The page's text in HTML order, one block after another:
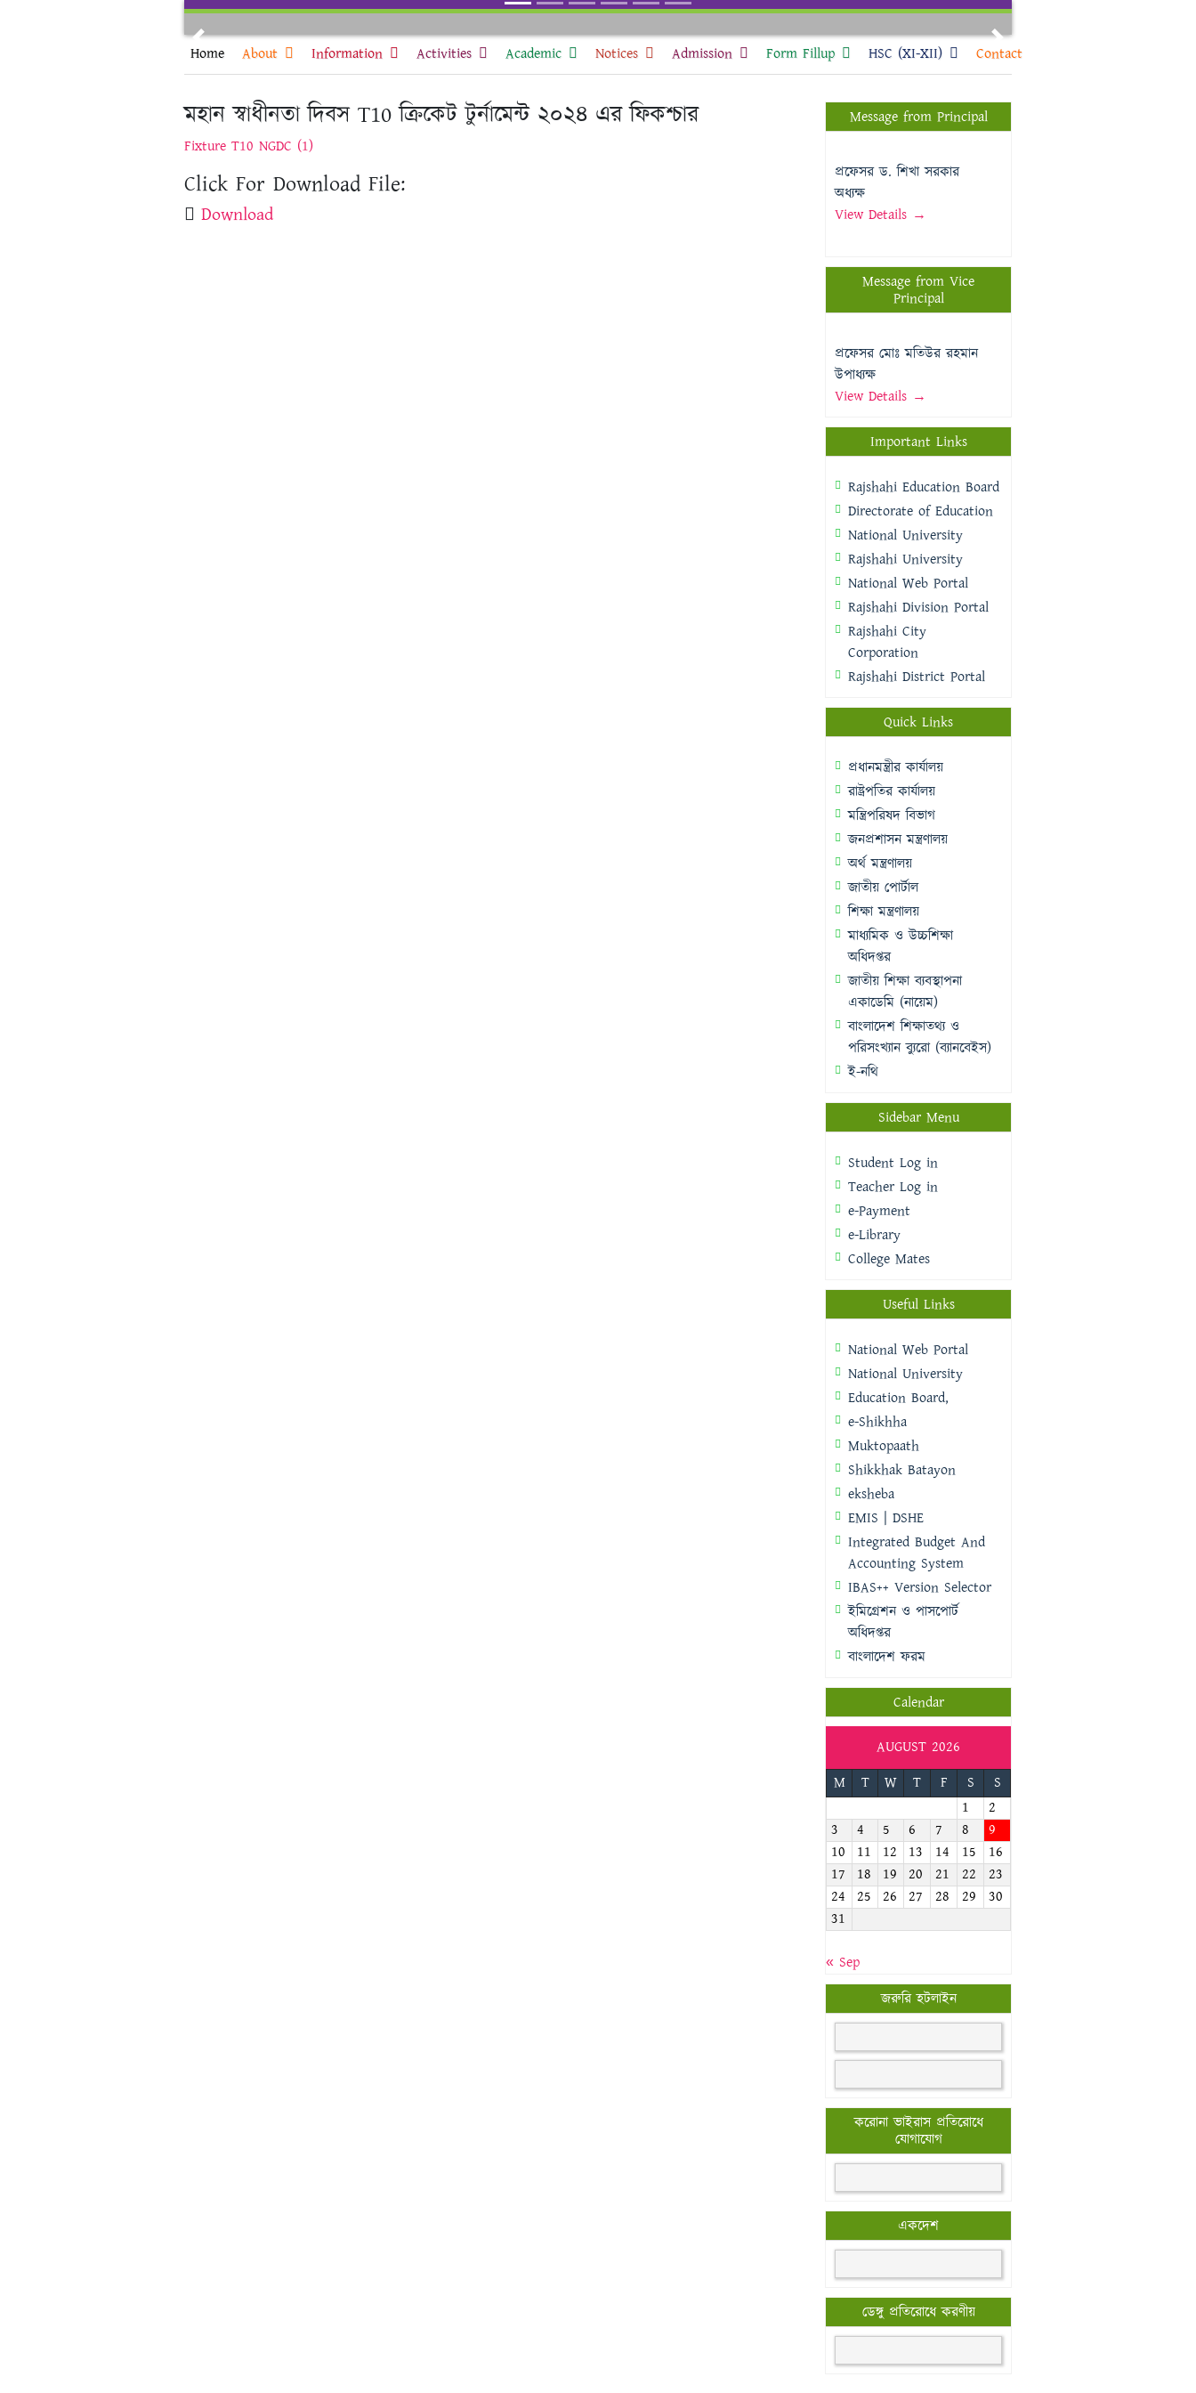
Previous Next
Home About Information Activities Academic Notices Admission Form Fillup HSC (XI-XII) Contact
মহান স্বাধীনতা দিবস T10 ক্রিকেট টুর্নামেন্ট ২০২৪ এর ফিকশ্চার
Fixture T10 NGDC (1)
Click For Download File:
Download
Message from Principal
প্রফেসর ড. শিখা সরকার
অধ্যক্ষ
View Details →
Message from Vice
Principal
প্রফেসর মোঃ মতিউর রহমান
উপাধ্যক্ষ
View Details →
Important Links
Rajshahi Education Board
Directorate of Education
National University
Rajshahi University
National Web Portal
Rajshahi Division Portal
Rajshahi City
Corporation
Rajshahi District Portal
Quick Links
প্রধানমন্ত্রীর কার্যালয়
রাষ্ট্রপতির কার্যালয়
মন্ত্রিপরিষদ বিভাগ
জনপ্রশাসন মন্ত্রণালয়
অর্থ মন্ত্রণালয়
জাতীয় পোর্টাল
শিক্ষা মন্ত্রণালয়
মাধ্যমিক ও উচ্চশিক্ষা
অধিদপ্তর
জাতীয় শিক্ষা ব্যবস্থাপনা
একাডেমি (নায়েম)
বাংলাদেশ শিক্ষাতথ্য ও
পরিসংখ্যান ব্যুরো (ব্যানবেইস)
ই-নথি
Sidebar Menu
Student Log in
Teacher Log in
e-Payment
e-Library
College Mates
Useful Links
National Web Portal
National University
Education Board,
e-Shikhha
Muktopaath
Shikkhak Batayon
eksheba
EMIS | DSHE
Integrated Budget And
Accounting System
IBAS++ Version Selector
ইমিগ্রেশন ও পাসপোর্ট
অধিদপ্তর
বাংলাদেশ ফরম
Calendar
AUGUST 2026
M
T W T F S
S
1
2
3
4 5 6 7 8
9
10
11 12 13 14 15
16
17
18 19 20 21 22
23
24
25 26 27 28 29
30
31
« Sep
জরুরি হটলাইন
করোনা ভাইরাস প্রতিরোধে
যোগাযোগ
একদেশ
ডেঙ্গু প্রতিরোধে করণীয়